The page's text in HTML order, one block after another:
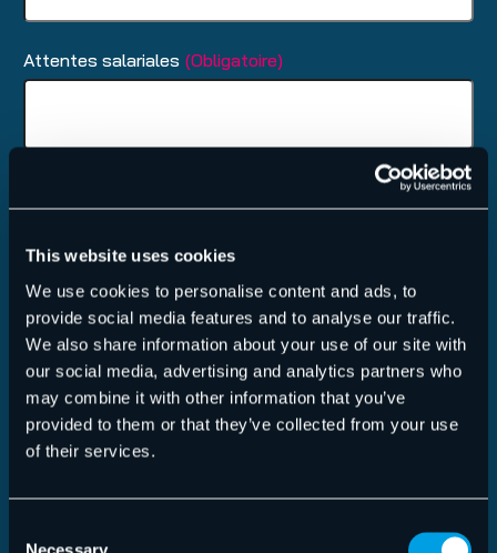
This website uses cookies
We use cookies to personalise content and ads, to
provide social media features and to analyse our traffic.
We also share information about your use of our site with
our social media, advertising and analytics partners who
may combine it with other information that you’ve
provided to them or that they’ve collected from your use
of their services.
Necessary
Attentes salariales (Obligatoire)
DD
slash
YYYY
Comment avez-vous entendu parler de nous ?
(Obligatoire)
Message